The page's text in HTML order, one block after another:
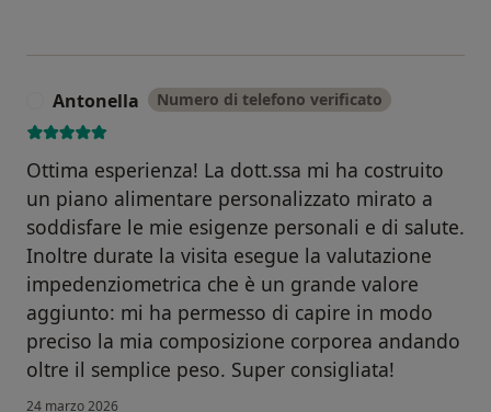
Antonella Numero di telefono verificato
Ottima esperienza! La dott.ssa mi ha costruito
un piano alimentare personalizzato mirato a
soddisfare le mie esigenze personali e di salute.
Inoltre durate la visita esegue la valutazione
impedenziometrica che è un grande valore
aggiunto: mi ha permesso di capire in modo
preciso la mia composizione corporea andando
oltre il semplice peso. Super consigliata!
24 marzo 2026